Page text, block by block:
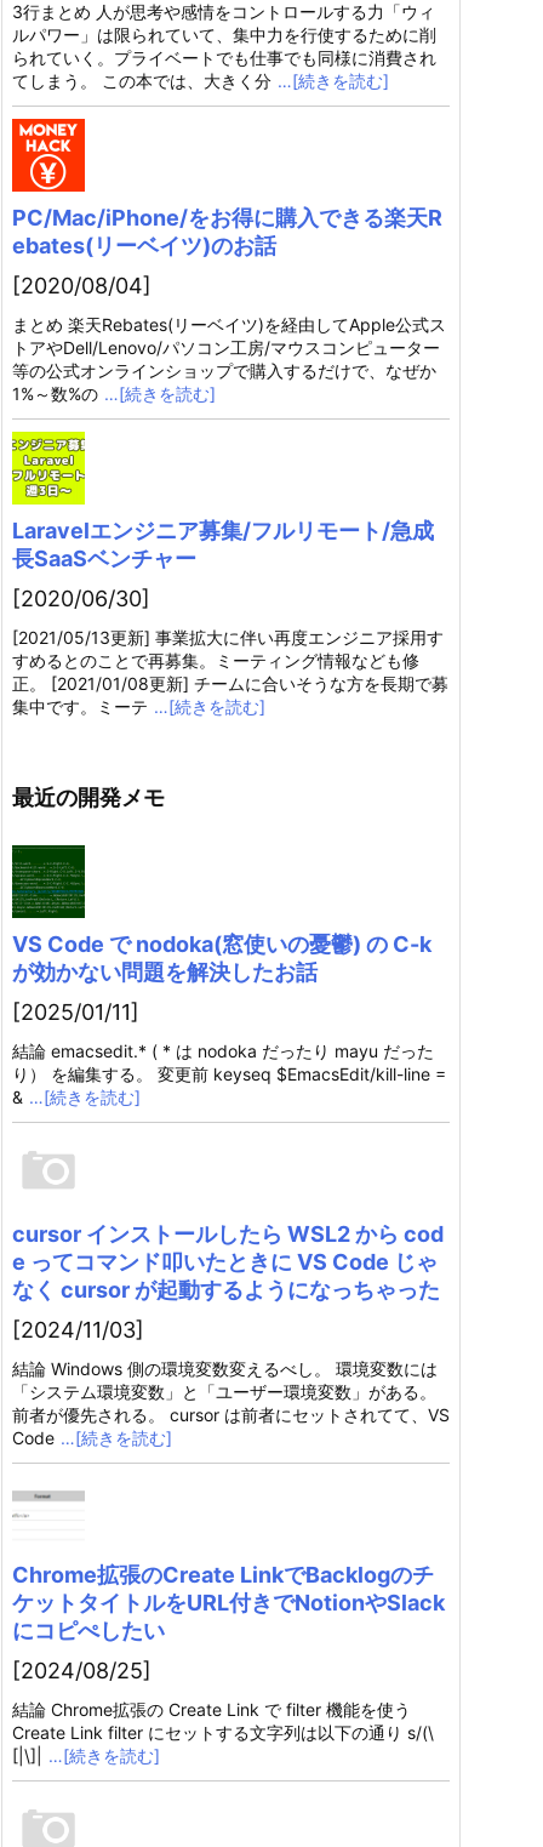
3行まとめ 人が思考や感情をコントロールする力「ウィ
ルパワー」は限られていて、集中力を行使するために削
られていく。プライベートでも仕事でも同様に消費され
てしまう。 この本では、大きく分 …[続きを読む]
PC/Mac/iPhone/をお得に購入できる楽天R
ebates(リーベイツ)のお話
[2020/08/04]
まとめ 楽天Rebates(リーベイツ)を経由してApple公式ス
トアやDell/Lenovo/パソコン工房/マウスコンピューター
等の公式オンラインショップで購入するだけで、なぜか
1%～数%の …[続きを読む]
Laravelエンジニア募集/フルリモート/急成
長SaaSベンチャー
[2020/06/30]
[2021/05/13更新] 事業拡大に伴い再度エンジニア採用す
すめるとのことで再募集。ミーティング情報なども修
正。 [2021/01/08更新] チームに合いそうな方を長期で募
集中です。ミーテ …[続きを読む]
最近の開発メモ
VS Code で nodoka(窓使いの憂鬱) の C-k
が効かない問題を解決したお話
[2025/01/11]
結論 emacsedit.* ( * は nodoka だったり mayu だった
り） を編集する。 変更前 keyseq $EmacsEdit/kill-line =
& …[続きを読む]
cursor インストールしたら WSL2 から cod
e ってコマンド叩いたときに VS Code じゃ
なく cursor が起動するようになっちゃった
[2024/11/03]
結論 Windows 側の環境変数変えるべし。 環境変数には
「システム環境変数」と「ユーザー環境変数」がある。
前者が優先される。 cursor は前者にセットされてて、VS
Code …[続きを読む]
Chrome拡張のCreate LinkでBacklogのチ
ケットタイトルをURL付きでNotionやSlack
にコピぺしたい
[2024/08/25]
結論 Chrome拡張の Create Link で filter 機能を使う
Create Link filter にセットする文字列は以下の通り s/(\
[|\]|
…[続きを読む]